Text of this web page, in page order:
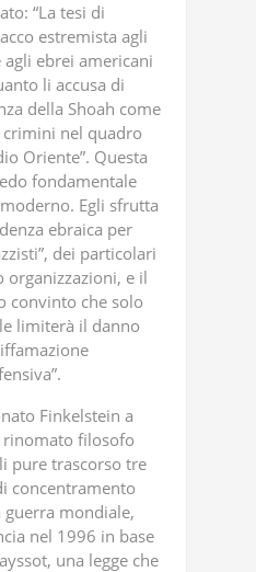
“La tesi di
estremista agli
ebrei americani
li accusa di
della Shoah come
nel quadro
Oriente”. Questa
fondamentale
Egli sfrutta
ebraica per
dei particolari
organizzazioni, e il
convinto che solo
limiterà il danno
Finkelstein a
rinomato filosofo
pure trascorso tre
concentramento
guerra mondiale,
nel 1996 in base
una legge che